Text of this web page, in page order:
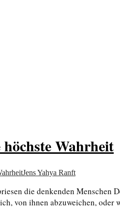
Wahrheit
Jens Yahya Ranft
die denkenden
von ihnen abzuweichen, oder